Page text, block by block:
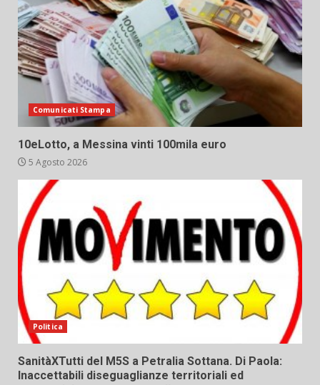
Comunicati Stampa
10eLotto, a Messina vinti 100mila euro
5 Agosto 2026
Politica
SanitàXTutti del M5S a Petralia Sottana. Di Paola:
Inaccettabili diseguaglianze territoriali ed